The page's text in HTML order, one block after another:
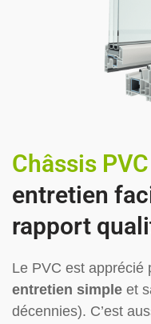
Châssis
entretien
rapport
Le PVC est apprécié
entretien simple et
décennies). C’est